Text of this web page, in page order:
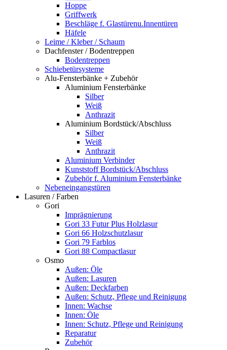
Hoppe
Griffwerk
Beschläge f. Glastürenu.Innentüren
Häfele
Leime / Kleber / Schaum
Dachfenster / Bodentreppen
Bodentreppen
Schiebetürsysteme
Alu-Fensterbänke + Zubehör
Aluminium Fensterbänke
Silber
Weiß
Anthrazit
Aluminium Bordstück/Abschluss
Silber
Weiß
Anthrazit
Aluminium Verbinder
Kunststoff Bordstück/Abschluss
Zubehör f. Aluminium Fensterbänke
Nebeneingangstüren
Lasuren / Farben
Gori
Imprägnierung
Gori 33 Futur Plus Holzlasur
Gori 66 Holzschutzlasur
Gori 79 Farblos
Gori 88 Compactlasur
Osmo
Außen: Öle
Außen: Lasuren
Außen: Deckfarben
Außen: Schutz, Pflege und Reinigung
Innen: Wachse
Innen: Öle
Innen: Schutz, Pflege und Reinigung
Reparatur
Zubehör